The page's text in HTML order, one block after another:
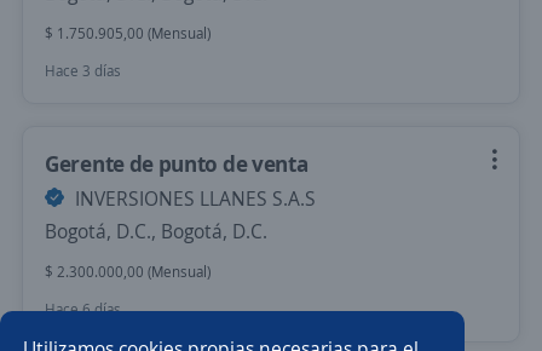
$ 1.750.905,00 (Mensual)
Hace 3 días
Gerente de punto de venta
INVERSIONES LLANES S.A.S
Bogotá, D.C., Bogotá, D.C.
$ 2.300.000,00 (Mensual)
Hace 6 días